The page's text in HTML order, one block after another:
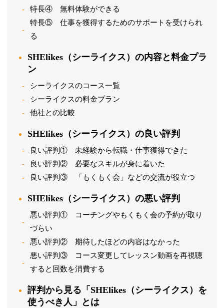
特長④ 無料体験ができる
特長⑤ 仕事を獲得するためのサポートを受けられ
る
SHElikes（シーライクス）の内容と料金プラ
ン
シーライクスのコース一覧
シーライクスの料金プラン
他社との比較
SHElikes（シーライクス）の良い評判
良い評判① 未経験から転職・仕事獲得できた
良い評判② 必要なスキルが身に着いた
良い評判③ 「もくもく会」などの交流が役立つ
SHElikes（シーライクス）の悪い評判
悪い評判① コーチングやもくもく会の予約が取り
づらい
悪い評判② 期待したほどの内容はなかった
悪い評判③ コース変更してレッスン動画を再視聴
すると回数を消費する
評判から見る「SHElikes（シーライクス）を
使うべき人」とは